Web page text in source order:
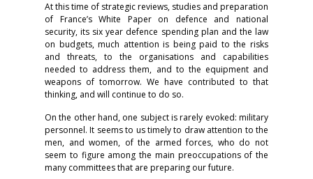
At this time of strategic reviews, studies and preparation
of France’s White Paper on defence and national
security, its six year defence spending plan and the law
on budgets, much attention is being paid to the risks
and threats, to the organisations and capabilities
needed to address them, and to the equipment and
weapons of tomorrow. We have contributed to that
thinking, and will continue to do so.
On the other hand, one subject is rarely evoked: military
personnel. It seems to us timely to draw attention to the
men, and women, of the armed forces, who do not
seem to figure among the main preoccupations of the
many committees that are preparing our future.